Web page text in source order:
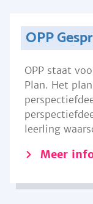
OPP
OPP staat
Plan. Het
leerling
Meer